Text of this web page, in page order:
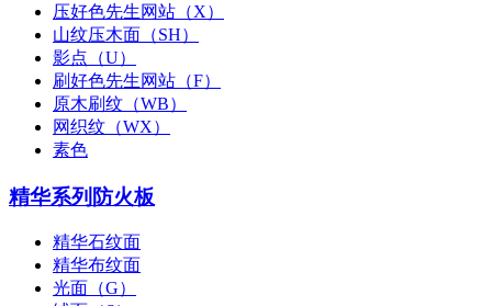
压好色先生网站（X）
山纹压木面（SH）
影点（U）
刷好色先生网站（F）
原木刷纹（WB）
网织纹（WX）
素色
精华系列防火板
精华石纹面
精华布纹面
光面（G）